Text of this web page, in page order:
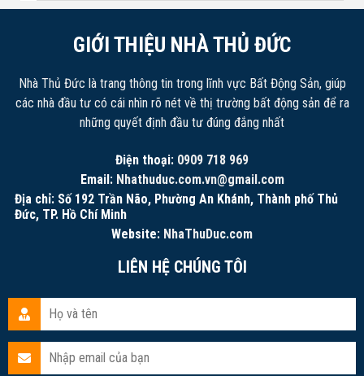
GIỚI THIỆU NHÀ THỦ ĐỨC
Nhà Thủ Đức là trang thông tin trong lĩnh vực Bất Động Sản, giúp
các nhà đầu tư có cái nhìn rõ nét về thị trường bất động sản để ra
những quyết định đầu tư đúng đắng nhất
Điện thoại: 0909 718 969
Email: Nhathuduc.com.vn@gmail.com
Địa chỉ: Số 192 Trần Não, Phường An Khánh, Thành phố Thủ
Đức, TP. Hồ Chí Minh
Website: NhaThuDuc.com
LIÊN HỆ CHÚNG TÔI